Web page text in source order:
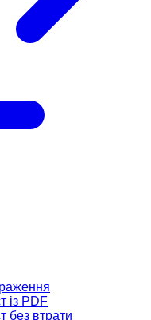
із PDF
без втрати